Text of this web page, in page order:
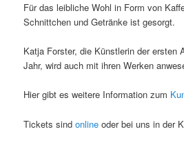
Für das leibliche Wohl in Form von
Schnittchen und Getränke ist gesorgt.
Katja Forster, die Künstlerin der ersten
Jahr, wird auch mit ihren Werken
Hier gibt es weitere Information zum
Tickets sindonline oder bei uns in der